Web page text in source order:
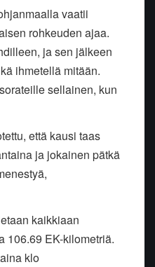
vaatii
rohkeuden ajaa.
ja sen jälkeen
ihmetellä mitään.
sellainen, kun
että kausi taas
ja jokainen pätkä
kaikkiaan
106.69 EK-kilometriä.
klo